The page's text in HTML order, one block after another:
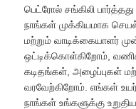
பெட்ரோல் சங்கிலி
நாங்கள் முக்கியமாக
மற்றும் வாடிக்கையாளர்
ஒட்டிக்கொள்கிறோம்,
கடிதங்கள், அழைப்புகள்
வரவேற்கிறோம். எங்கள்
நாங்கள் உங்களுக்கு